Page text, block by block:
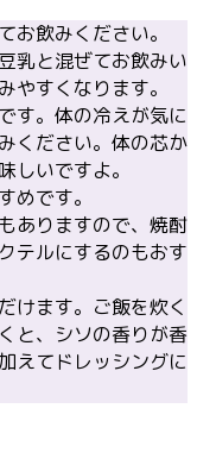
お飲みください。
乳と混ぜてお飲みい
やすくなります。
す。体の冷えが気に
ください。体の芯か
しいですよ。
めです。
ありますので、焼酎
テルにするのもおす
けます。ご飯を炊く
と、シソの香りが香
えてドレッシングに